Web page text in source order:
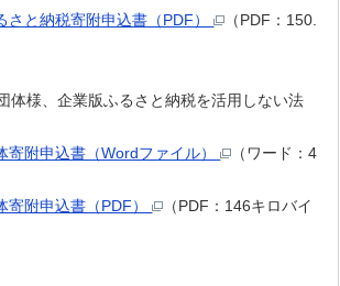
さと納税寄附申込書（PDF）
（PDF：150.
様、企業版ふるさと納税を活用しない法
寄附申込書（Wordファイル）
（ワード：4
寄附申込書（PDF）
（PDF：146キロバイ